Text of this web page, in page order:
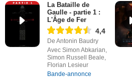
La Bataille de
Gaulle - partie 1 :
L'Âge de Fer
4,4
De Antonin Baudry
Avec Simon Abkarian,
Simon Russell Beale,
Florian Lesieur
Bande-annonce